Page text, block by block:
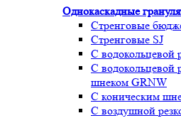
Однокаскадные
Стренговые
Стренговые SJ
С водокольцевой
С водокольцевой
шнеком GRNW
С коническим
С воздушной